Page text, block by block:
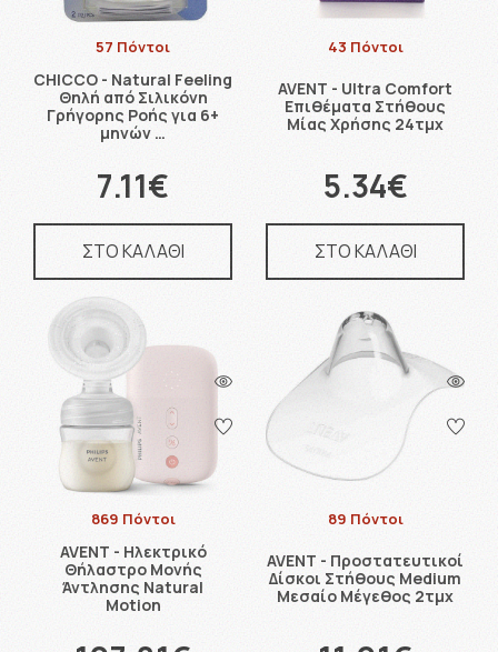
57 Πόντοι
CHICCO - Natural Feeling
Θηλή από Σιλικόνη
Γρήγορης Ροής για 6+
μηνών …
7.11€
ΣΤΟ ΚΑΛΑΘΙ
43 Πόντοι
AVENT - Ultra Comfort
Επιθέματα Στήθους
Μίας Χρήσης 24τμχ
5.34€
ΣΤΟ ΚΑΛΑΘΙ
869 Πόντοι
AVENT - Ηλεκτρικό
Θήλαστρο Μονής
Άντλησης Natural
Motion
89 Πόντοι
AVENT - Προστατευτικοί
Δίσκοι Στήθους Medium
Μεσαίο Μέγεθος 2τμχ